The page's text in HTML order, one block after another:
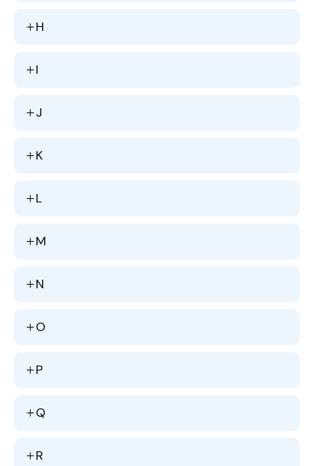
H
I
J
K
L
M
N
O
P
Q
R